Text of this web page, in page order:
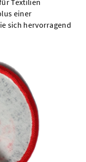
Textilien
einer
sich hervorragend